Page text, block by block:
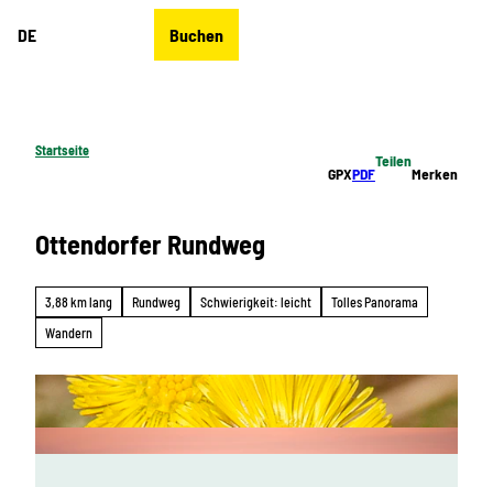
DE Buchen
Startseite
GPXPDF
Teilen
Merken
Ottendorfer Rundweg
3,88 km lang Rundweg Schwierigkeit: leicht
Tolles Panorama
Wandern